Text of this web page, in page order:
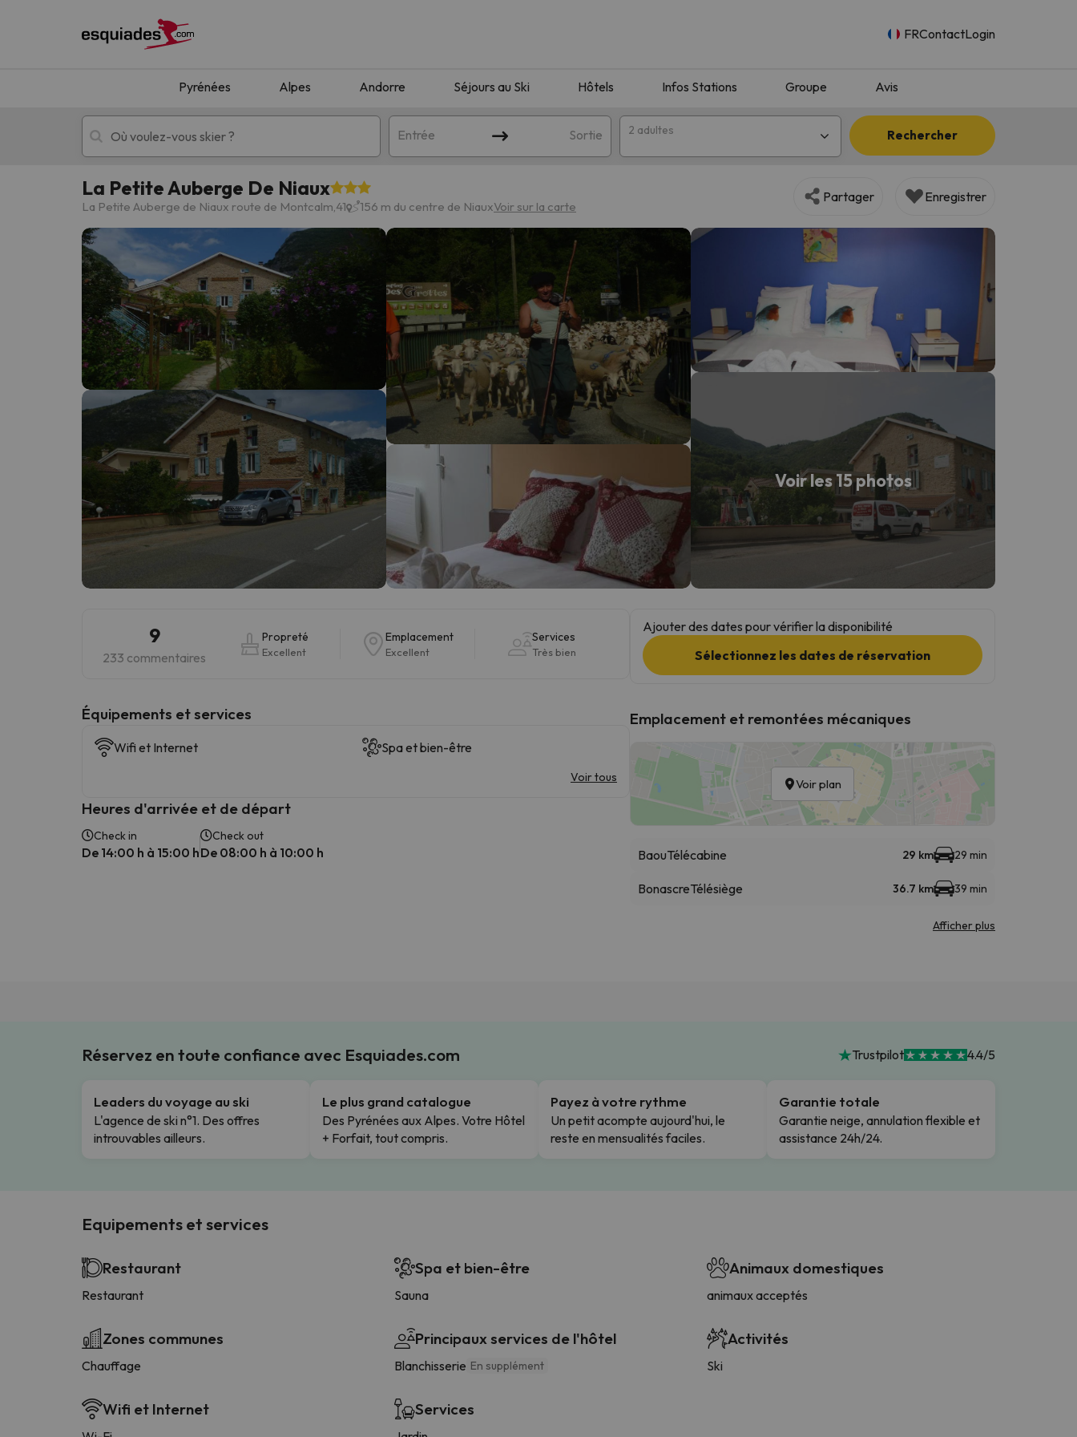
FRContactLogin
Pyrénées Alpes Andorre Séjours au Ski Hôtels Infos Stations Groupe Avis
Entrée Sortie 2 adultes Rechercher
Séjours au ski Séjours montagne
Oups, nous n'avons pas trouvé de résultats correspondant à votre recherche. Essayez de modifier la destination.
Il semble que notre chercheur se soit égaré. Dès qu'il aura retrouvé sa boussole, il reviendra.
La Petite Auberge De Niaux
La Petite Auberge de Niaux route de Montcalm,41 156 m du centre de NiauxVoir sur la carte
Partager Enregistrer
Voir les 15 photos
9
233 commentaires
Propreté
Excellent
Emplacement
Excellent
Services
Très bien
​Équipements et services
Wifi et Internet Spa et bien-être
Voir tous
Heures d'arrivée et de départ
Check in
De 14:00 h à 15:00 h
Check out
De 08:00 h à 10:00 h
Ajouter des dates pour vérifier la disponibilité
Sélectionnez les dates de réservation
Emplacement et remontées mécaniques
Voir plan
BaouTélécabine 29 km 29 min
BonascreTélésiège 36.7 km 39 min
Afficher plus
Réservez en toute confiance avec Esquiades.com Trustpilot 4.4/5
Leaders du voyage au ski
L'agence de ski n°1. Des offres
introuvables ailleurs.
Le plus grand catalogue
Des Pyrénées aux Alpes. Votre Hôtel
+ Forfait, tout compris.
Payez à votre rythme
Un petit acompte aujourd'hui, le
reste en mensualités faciles.
Garantie totale
Garantie neige, annulation flexible et
assistance 24h/24.
Equipements et services
Restaurant
Restaurant
Zones communes
Chauffage
Wifi et Internet
Spa et bien-être
Sauna
Principaux services de l'hôtel
Blanchisserie En supplément
Services
Animaux domestiques
animaux acceptés
Activités
Ski